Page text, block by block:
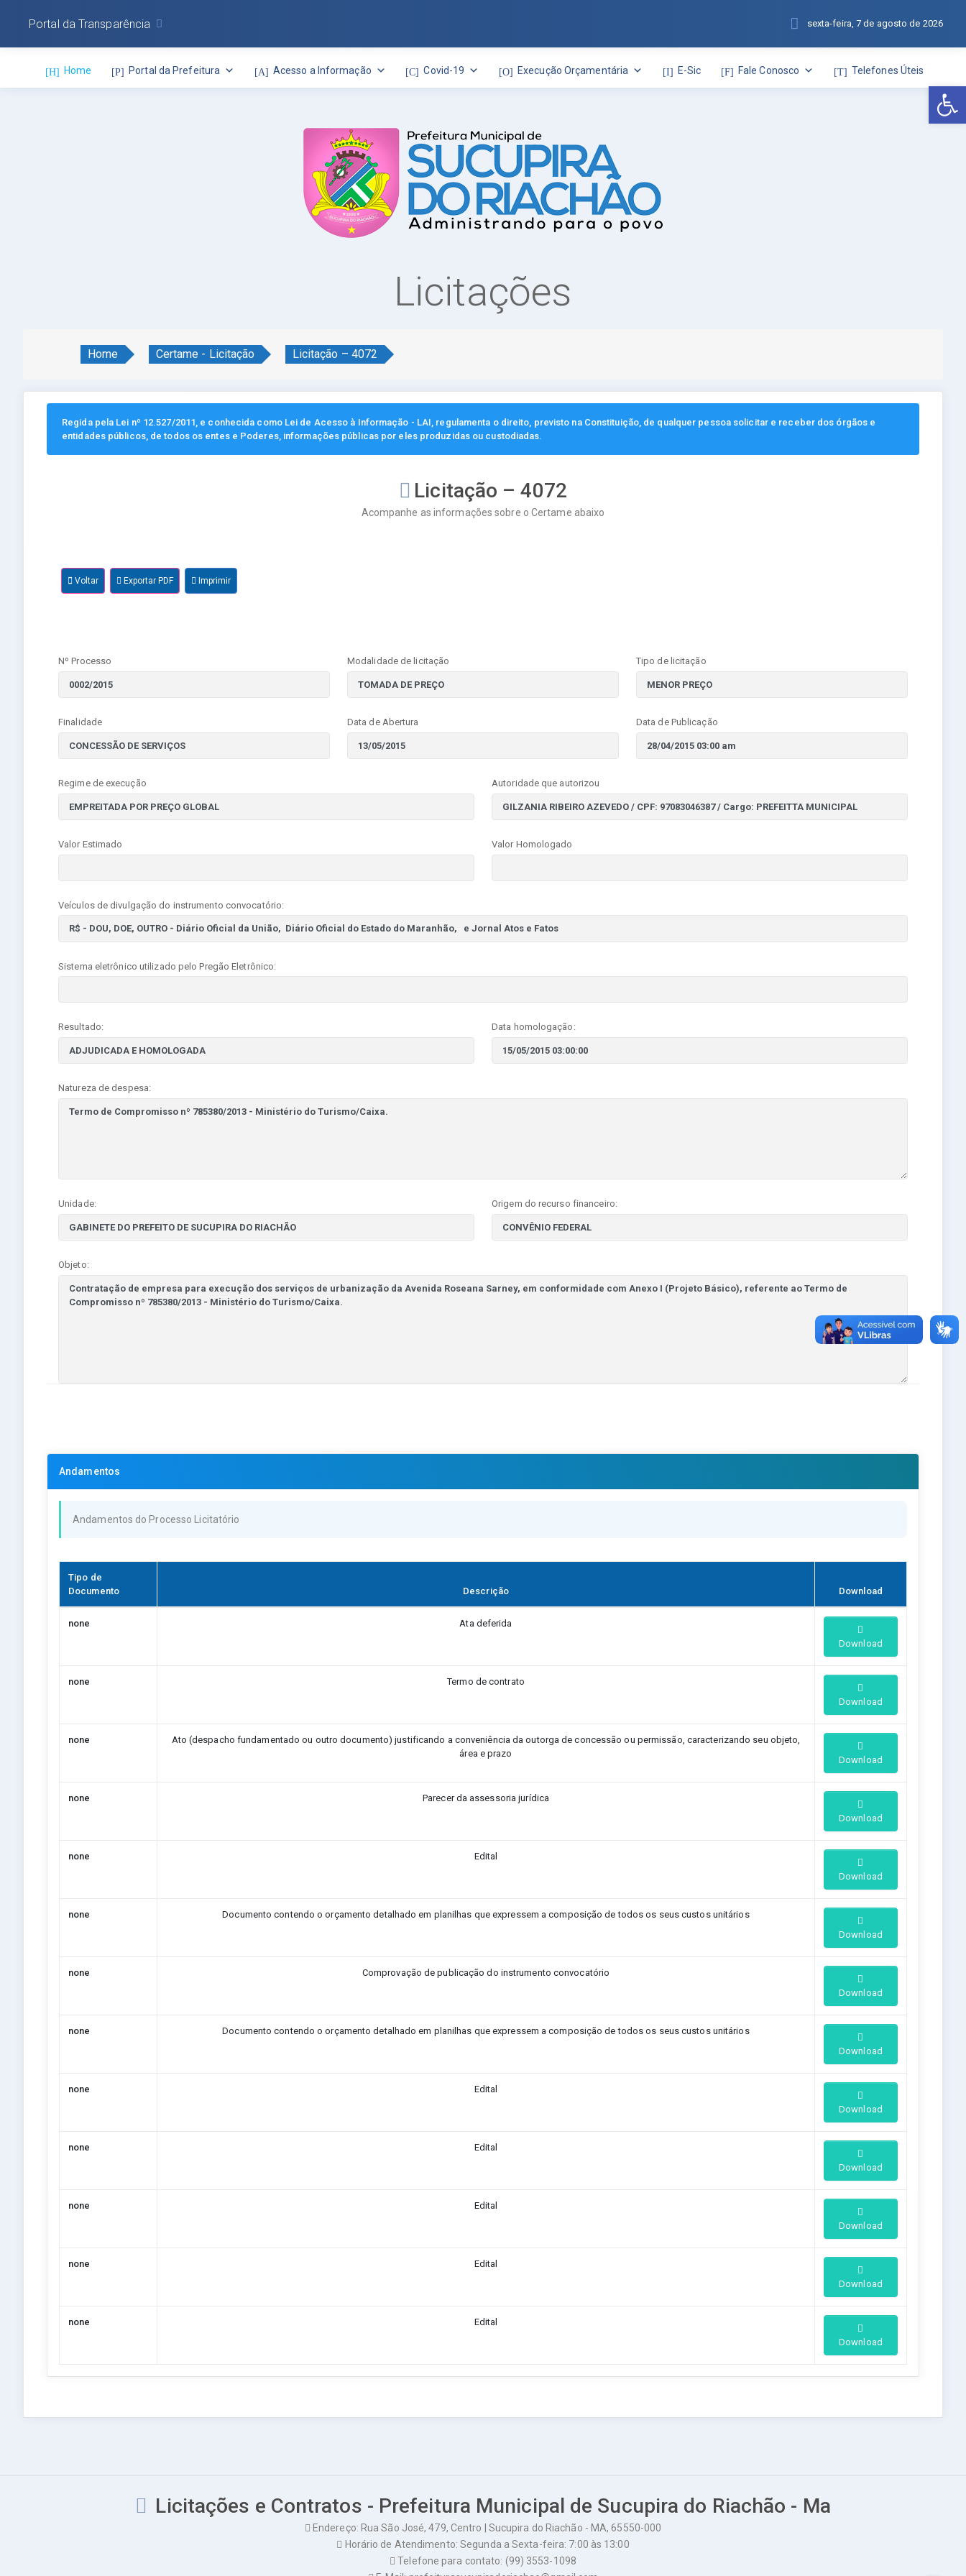
Home Portal da Prefeitura Acesso a Informação Covid-19 Execução Orçamentária E-Sic Fale Conosco Telefones Úteis
Portal da Transparência sexta-feira, 7 de agosto de 2026
Licitações
Home Certame - Licitação Licitação – 4072
Regida pela Lei nº 12.527/2011, e conhecida como Lei de Acesso à Informação - LAI, regulamenta o direito, previsto na Constituição, de qualquer pessoa solicitar e receber dos órgãos e
entidades públicos, de todos os entes e Poderes, informações públicas por eles produzidas ou custodiadas.
Licitação – 4072
Acompanhe as informações sobre o Certame abaixo
Voltar Exportar PDF Imprimir
Nº Processo Modalidade de licitação Tipo de licitação
Finalidade Data de Abertura Data de Publicação
Regime de execução Autoridade que autorizou
Valor Estimado Valor Homologado
Veículos de divulgação do instrumento convocatório:
Sistema eletrônico utilizado pelo Pregão Eletrônico:
Resultado: Data homologação:
Natureza de despesa:
Unidade: Origem do recurso financeiro:
Objeto:
Andamentos
Andamentos do Processo Licitatório
Tipo de
Documento
Descrição Download
none
Ata deferida
Download
none
Termo de contrato
Download
none
Ato (despacho fundamentado ou outro documento) justificando a conveniência da outorga de concessão ou permissão, caracterizando seu objeto,
área e prazo
Download
none
Parecer da assessoria jurídica
Download
none
Edital
Download
none
Documento contendo o orçamento detalhado em planilhas que expressem a composição de todos os seus custos unitários
Download
none
Comprovação de publicação do instrumento convocatório
Download
none
Documento contendo o orçamento detalhado em planilhas que expressem a composição de todos os seus custos unitários
Download
none
Edital
Download
none
Edital
Download
none
Edital
Download
none
Edital
Download
none
Edital
Download
Licitações e Contratos - Prefeitura Municipal de Sucupira do Riachão - Ma
Endereço: Rua São José, 479, Centro | Sucupira do Riachão - MA, 65550-000
Horário de Atendimento: Segunda a Sexta-feira: 7:00 às 13:00
Telefone para contato: (99) 3553-1098